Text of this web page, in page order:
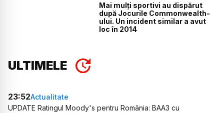
Mai mulți sportivi au dispărut
după Jocurile Commonwealth-
ului. Un incident similar a avut
loc în 2014
ULTIMELE
23:52Actualitate
UPDATE Ratingul Moody's pentru România: BAA3 cu